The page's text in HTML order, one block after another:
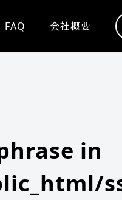
FAQ 会社概要
in